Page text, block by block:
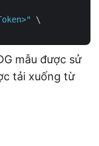
\
mẫu được sử
tải xuống từ